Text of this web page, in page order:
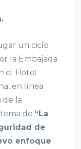
un ciclo
la Embajada
el Hotel
en línea
de la
de “La
de
enfoque